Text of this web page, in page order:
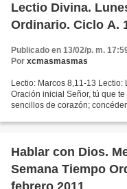
Lectio Divina.
Ordinario. Ciclo A.
Publicado en 13/02/p. m.
Por xcmasmasmas
Lectio: Marcos 8,11-13
Oración inicial Señor, tú que
sencillos de corazón;
Hablar con Dios.
Semana Tiempo
febrero 2011